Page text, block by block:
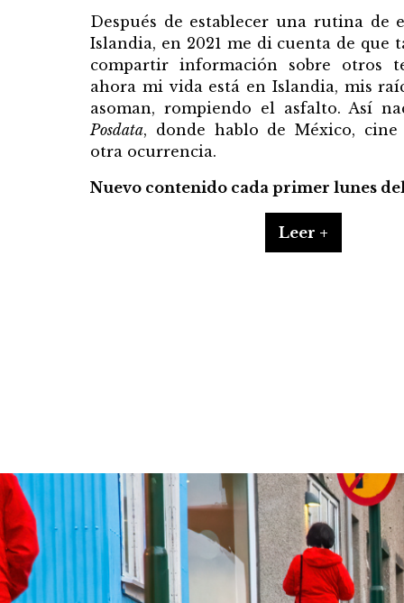
Después de establecer una rutina de
Islandia, en 2021 me di cuenta de que
compartir información sobre otros
ahora mi vida está en Islandia, mis
asoman, rompiendo el asfalto. Así
Posdata, donde hablo de México,
otra ocurrencia.
Nuevo contenido cada primer lunes
Leer +